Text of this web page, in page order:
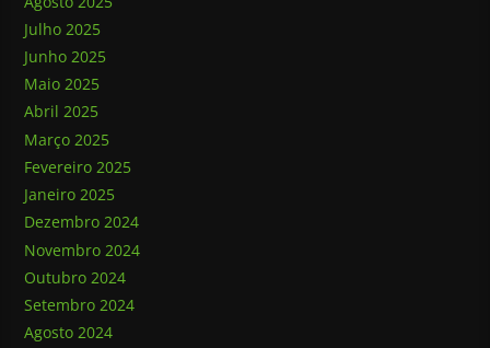
Julho 2025
Junho 2025
Maio 2025
Abril 2025
Março 2025
Fevereiro 2025
Janeiro 2025
Dezembro 2024
Novembro 2024
Outubro 2024
Setembro 2024
Agosto 2024